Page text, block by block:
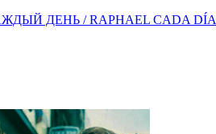
ДЕНЬ / RAPHAEL CADA DÍA